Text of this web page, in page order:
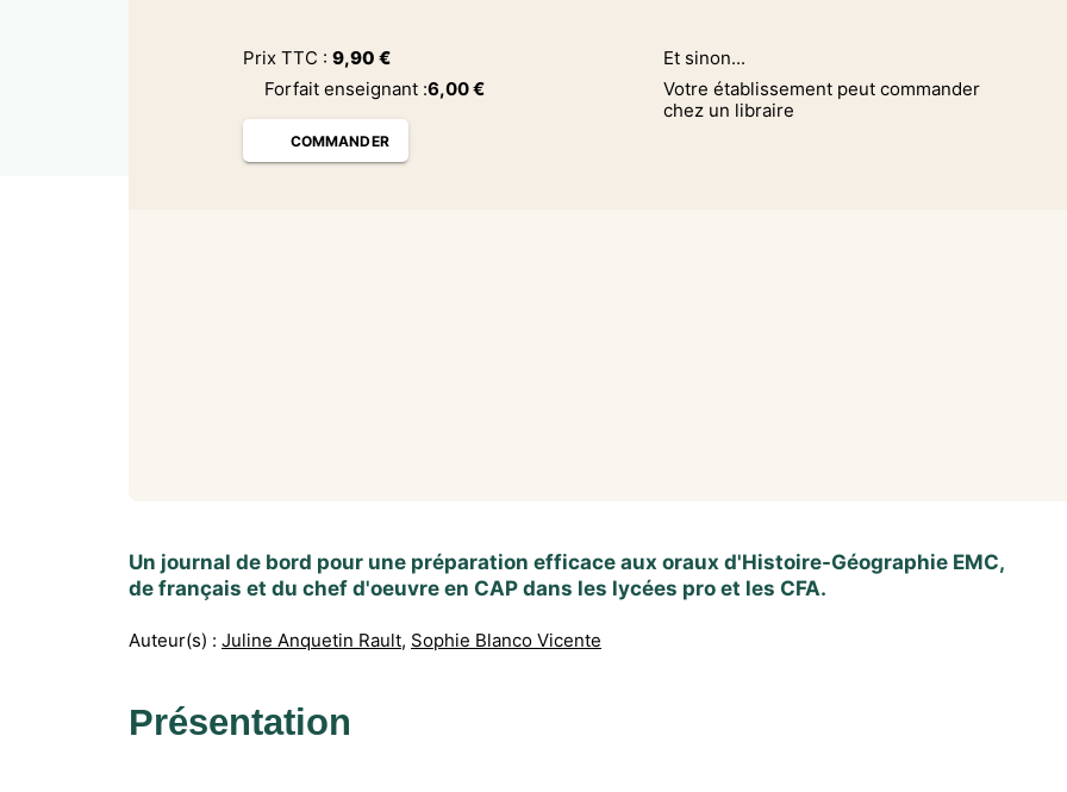
Prix TTC : 9,90 €
Forfait enseignant :6,00€
COMMANDER
Et sinon...
Votre établissement peut commander
chez un libraire
Un journal de bord pour une préparation efficace aux oraux d'Histoire-Géographie EMC,
de français et du chef d'oeuvre en CAP dans les lycées pro et les CFA.
Auteur(s) : Juline Anquetin Rault, Sophie Blanco Vicente
Présentation